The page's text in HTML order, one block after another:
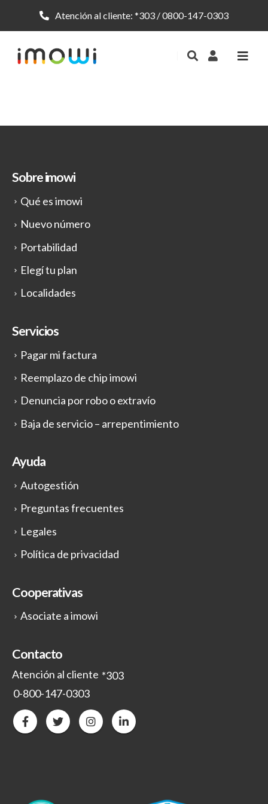
Atención al cliente: *303 /0800-147-0303
Sobre imowi
Qué es imowi
Nuevo número
Portabilidad
Elegí tu plan
Localidades
Servicios
Pagar mi factura
Reemplazo de chip imowi
Denuncia por robo o extravío
Baja de servicio – arrepentimiento
Ayuda
Autogestión
Preguntas frecuentes
Legales
Política de privacidad
Cooperativas
Asociate a imowi
Contacto
Atención al cliente *303
0-800-147-0303